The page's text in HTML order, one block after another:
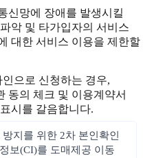
신망에 장애를 발생시킬
악 및 타가입자의 서비스
대한 서비스 이용을 제한할
으로 신청하는 경우,
동의 체크 및 이용계약서
시를 갈음합니다.
지를 위한 2차 본인확인
보(CI)를 도매제공 이동